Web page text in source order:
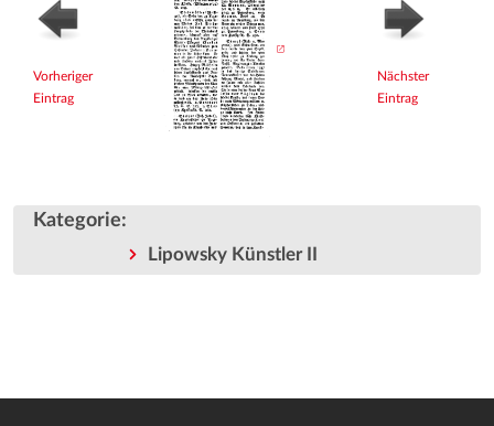
Vorheriger
Eintrag
Nächster
Eintrag
Kategorie:
Lipowsky Künstler II